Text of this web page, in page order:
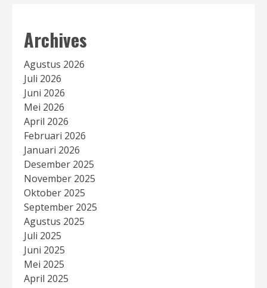
Archives
Agustus 2026
Juli 2026
Juni 2026
Mei 2026
April 2026
Februari 2026
Januari 2026
Desember 2025
November 2025
Oktober 2025
September 2025
Agustus 2025
Juli 2025
Juni 2025
Mei 2025
April 2025